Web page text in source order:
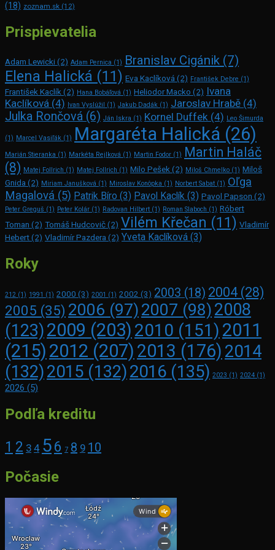
(18) zoznam.sk (12)
Prispievatelia
Adam Lewicki(2) Adam Pernica (1) Branislav Cigánik (7)
Elena Halická (11) Eva Kaclíková (2) František Debre (1)
František Kaclík (2) Hana Bobáľová (1) Heliodor Macko (2) Ivana
Kaclíková (4) Ivan Vyslúžil (1) Jakub Dadák (1) Jaroslav Hrabě (4)
Julka Rončová (6) Ján Iskra (1) Kornel Duffek (4) Leo Šimurda
(1) Marcel Vasiľák (1) Margaréta Halická (26)
Marián Stieranka (1) Markéta Rejlková (1) Martin Fodor (1) Martin Haláč
(8) Matej Follrich (1) Matej Follrich (1) Milo Pešek (2) Miloš Chmelko (1) Miloš
Gnida (2) Miriam Janušková (1) Miroslav Konôpka (1) Norbert Sabat (1) Oľga
Magalová (5) Patrik Bíro (3) Pavol Kaclík (3) Pavol Papson (2)
Peter Greguš (1) Peter Kolár (1) Radovan Hilbert (1) Roman Slaboch (1) Róbert
Toman (2) Tomáš Hudcovič(2) Vilém Křečan (11) Vladimír
Hebert(2) Vladimír Pazdera (2) Yveta Kaclíková (3)
Roky
212 (1) 1991 (1) 2000 (3) 2001 (1) 2002 (3) 2003 (18) 2004 (28)
2005 (35) 2006 (97) 2007 (98) 2008
(123)2009 (203) 2010 (151) 2011
(215) 2012 (207) 2013 (176) 2014
(132)2015 (132)2016 (135) 2023 (1) 2024 (1)
2026 (5)
Podľa kreditu
1 2 3 4 56 7 8 9 10
Počasie